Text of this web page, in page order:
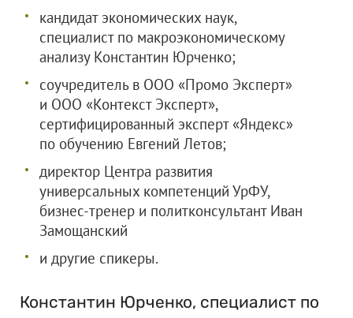
кандидат экономических наук,
специалист по макроэкономическому
анализу Константин Юрченко;
соучредитель в ООО «Промо Эксперт»
и ООО «Контекст Эксперт»,
сертифицированный эксперт «Яндекс»
по обучению Евгений Летов;
директор Центра развития
универсальных компетенций УрФУ,
бизнес-тренер и политконсультант Иван
Замощанский
и другие спикеры.
Константин Юрченко, специалист по